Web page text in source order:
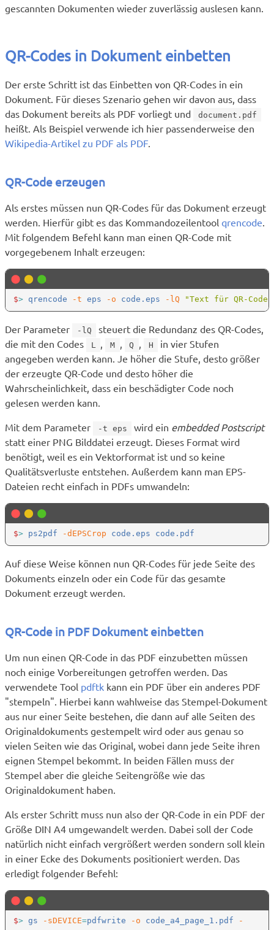
gescannten Dokumenten wieder zuverlässig auslesen kann.
QR-Codes in Dokument einbetten
Der erste Schritt ist das Einbetten von QR-Codes in ein
Dokument. Für dieses Szenario gehen wir davon aus, dass
das Dokument bereits als PDF vorliegt und
document.pdf
heißt. Als Beispiel verwende ich hier passenderweise den
Wikipedia-Artikel zu PDF als PDF
QR-Code erzeugen
Als erstes müssen nun QR-Codes für das Dokument erzeugt
werden. Hierfür gibt es das Kommandozeilentool qrencode.
Mit folgendem Befehl kann man einen QR-Code mit
vorgegebenem Inhalt erzeugen:
$> qrencode -t eps -o code.eps -lQ
Der Parameter -lQ
steuert die Redundanz des QR-Codes,
die mit den Codes
L , M , Q , H
in vier Stufen
angegeben werden kann. Je höher die Stufe, desto größer
der erzeugte QR-Code und desto höher die
Wahrscheinlichkeit, dass ein beschädigter Code noch
gelesen werden kann.
Mit dem Parameter
-t eps wird ein embedded Postscript
statt einer PNG Bilddatei erzeugt. Dieses Format wird
benötigt, weil es ein Vektorformat ist und so keine
Qualitätsverluste entstehen. Außerdem kann man EPS-
Dateien recht einfach in PDFs umwandeln:
$> ps2pdf -dEPSCrop
Auf diese Weise können nun QR-Codes für jede Seite des
Dokuments einzeln oder ein Code für das gesamte
Dokument erzeugt werden.
QR-Code in PDF Dokument einbetten
Um nun einen QR-Code in das PDF einzubetten müssen
noch einige Vorbereitungen getroffen werden. Das
verwendete Tool pdftk kann ein PDF über ein anderes PDF
"stempeln". Hierbei kann wahlweise das Stempel-Dokument
aus nur einer Seite bestehen, die dann auf alle Seiten des
Originaldokuments gestempelt wird oder aus genau so
vielen Seiten wie das Original, wobei dann jede Seite ihren
eignen Stempel bekommt. In beiden Fällen muss der
Stempel aber die gleiche Seitengröße wie das
Originaldokument haben.
Als erster Schritt muss nun also der QR-Code in ein PDF der
Größe DIN A4 umgewandelt werden. Dabei soll der Code
natürlich nicht einfach vergrößert werden sondern soll klein
in einer Ecke des Dokuments positioniert werden. Das
erledigt folgender Befehl:
$> gs -sDEVICE=pdfwrite -o code_a4_page_1.pdf -